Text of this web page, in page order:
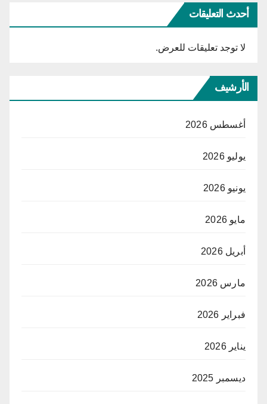
أحدث التعليقات
لا توجد تعليقات للعرض.
الأرشيف
أغسطس 2026
يوليو 2026
يونيو 2026
مايو 2026
أبريل 2026
مارس 2026
فبراير 2026
يناير 2026
ديسمبر 2025